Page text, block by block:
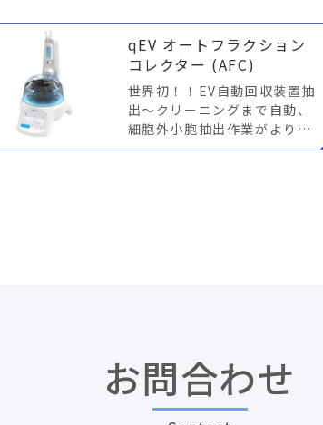
臨床、医療行為には使用でき
ま
qEV オートフラクション
コレクター (AFC)
世界初！！EV自動回収装置抽
出～クリーニングまで自動、
細胞外小胞抽出作業がより簡
単に！ ※ qE＜AFC V2＞ よ
お問合わせ